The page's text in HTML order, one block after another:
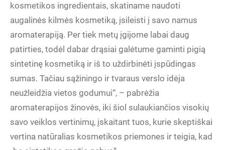
kosmetikos ingredientais, skatiname naudoti
augalinės kilmės kosmetiką, įsileisti į savo namus
aromaterapiją. Per tiek metų įgijome labai daug
patirties, todėl dabar drąsiai galėtume gaminti pigią
sintetinę kosmetiką ir iš to uždirbinėti įspūdingas
sumas. Tačiau sąžiningo ir tvaraus verslo idėja
neužleidžia vietos godumui“, – pabrėžia
aromaterapijos žinovės, iki šiol sulaukiančios visokių
savo veiklos vertinimų, įskaitant tuos, kurie skeptiškai
vertina natūralias kosmetikos priemones ir teigia, kad